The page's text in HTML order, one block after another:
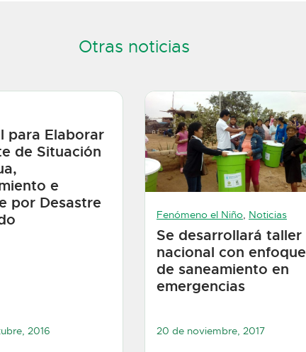
Otras noticias
para Elaborar
de Situación
e
por Desastre
2016
Fenómeno el Niño, Noticias
Se desarrollará taller
nacional con enfoque
de saneamiento en
emergencias
20 de noviembre, 2017